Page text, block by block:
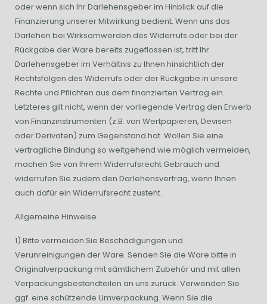
oder wenn sich Ihr Darlehensgeber im Hinblick auf die
Finanzierung unserer Mitwirkung bedient. Wenn uns das
Darlehen bei Wirksamwerden des Widerrufs oder bei der
Rückgabe der Ware bereits zugeflossen ist, tritt Ihr
Darlehensgeber im Verhältnis zu Ihnen hinsichtlich der
Rechtsfolgen des Widerrufs oder der Rückgabe in unsere
Rechte und Pflichten aus dem finanzierten Vertrag ein.
Letzteres gilt nicht, wenn der vorliegende Vertrag den Erwerb
von Finanzinstrumenten (z.B. von Wertpapieren, Devisen
oder Derivaten) zum Gegenstand hat. Wollen Sie eine
vertragliche Bindung so weitgehend wie möglich vermeiden,
machen Sie von Ihrem Widerrufsrecht Gebrauch und
widerrufen Sie zudem den Darlehensvertrag, wenn Ihnen
auch dafür ein Widerrufsrecht zusteht.
Allgemeine Hinweise
1) Bitte vermeiden Sie Beschädigungen und
Verunreinigungen der Ware. Senden Sie die Ware bitte in
Originalverpackung mit sämtlichem Zubehör und mit allen
Verpackungsbestandteilen an uns zurück. Verwenden Sie
ggf. eine schützende Umverpackung. Wenn Sie die